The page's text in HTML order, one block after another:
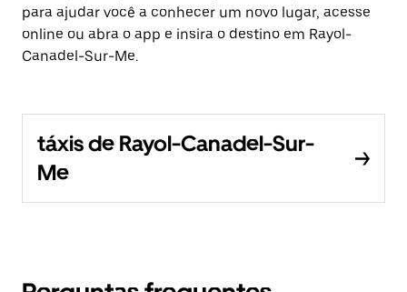
para ajudar você a conhecer um novo lugar, acesse
online ou abra o app e insira o destino em Rayol-
Canadel-Sur-Me.
táxis de Rayol-Canadel-Sur-
Me